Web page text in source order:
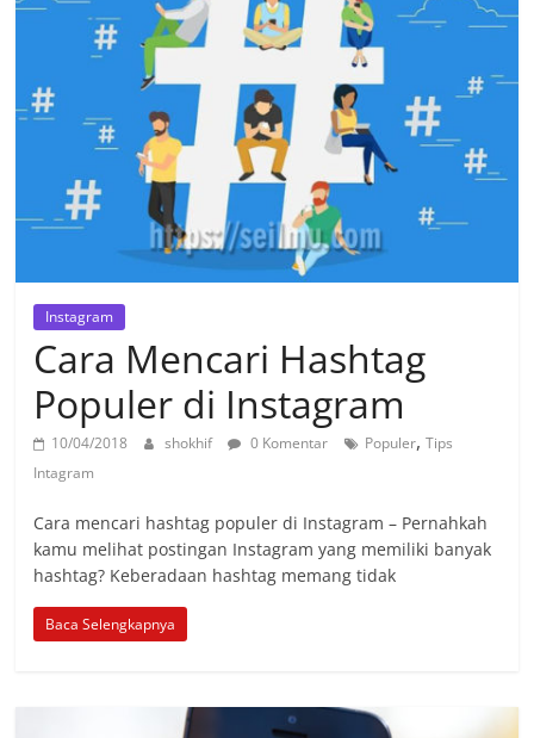
Instagram
Cara Mencari Hashtag
Populer di Instagram
10/04/2018 shokhif 0 Komentar Populer,Tips
Intagram
Cara mencari hashtag populer di Instagram – Pernahkah
kamu melihat postingan Instagram yang memiliki banyak
hashtag? Keberadaan hashtag memang tidak
Baca Selengkapnya